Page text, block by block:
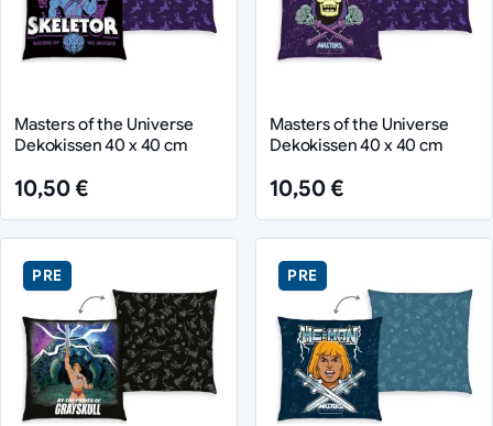
Masters of the Universe
Dekokissen 40 x 40 cm
10,50 €
Masters of the Universe
Dekokissen 40 x 40 cm
10,50 €
PRE PRE